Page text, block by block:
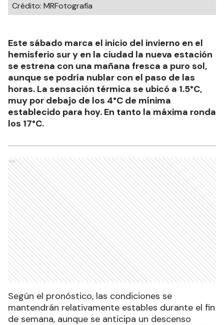
Crédito: MRFotografía
Este sábado marca el inicio del invierno en el
hemisferio sur y en la ciudad la nueva estación
se estrena con una mañana fresca a puro sol,
aunque se podría nublar con el paso de las
horas. La sensación térmica se ubicó a 1.5°C,
muy por debajo de los 4°C de mínima
establecido para hoy. En tanto la máxima ronda
los 17°C.
Ads
Según el pronóstico, las condiciones se
mantendrán relativamente estables durante el fin
de semana, aunque se anticipa un descenso